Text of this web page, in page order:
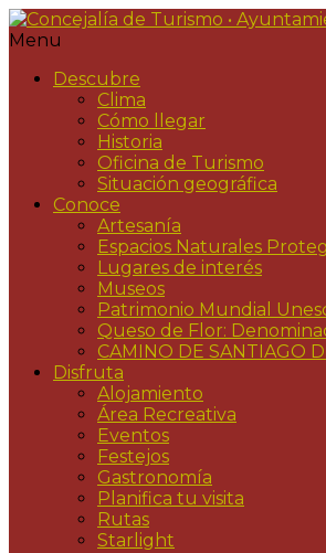
Menu
Descubre
Clima
Cómo llegar
Historia
Oficina de Turismo
Situación geográfica
Conoce
Artesanía
Espacios Naturales
Lugares de interés
Museos
Patrimonio Mundial
Queso de Flor:
CAMINO DE SANTIAGO
Disfruta
Alojamiento
Área Recreativa
Eventos
Festejos
Gastronomía
Planifica tu visita
Rutas
Starlight